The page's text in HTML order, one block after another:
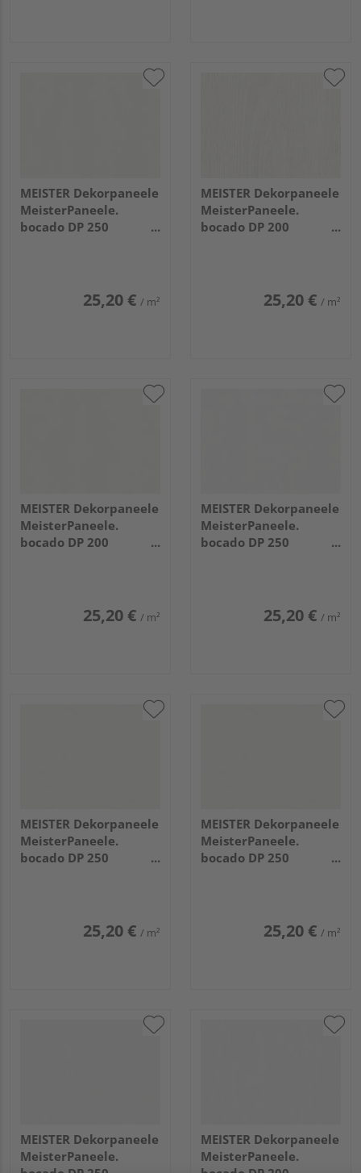
MEISTER Dekorpaneele
MeisterPaneele.
bocado DP 250
25,20 € / m²
MEISTER Dekorpaneele
MeisterPaneele.
bocado DP 200
25,20 € / m²
MEISTER Dekorpaneele
MeisterPaneele.
bocado DP 200
25,20 € / m²
MEISTER Dekorpaneele
MeisterPaneele.
bocado DP 250
25,20 € / m²
MEISTER Dekorpaneele
MeisterPaneele.
bocado DP 250
25,20 € / m²
MEISTER Dekorpaneele
MeisterPaneele.
bocado DP 250
25,20 € / m²
MEISTER Dekorpaneele
MeisterPaneele.
MEISTER Dekorpaneele
MeisterPaneele.